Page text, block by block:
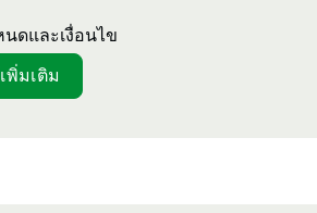
ดและเงื่อนไข
พิ่มเติม